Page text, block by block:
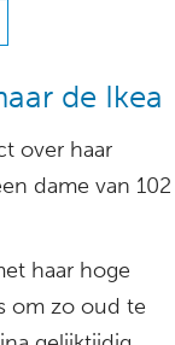
de Ikea
over haar
dame van 102
haar hoge
om zo oud te